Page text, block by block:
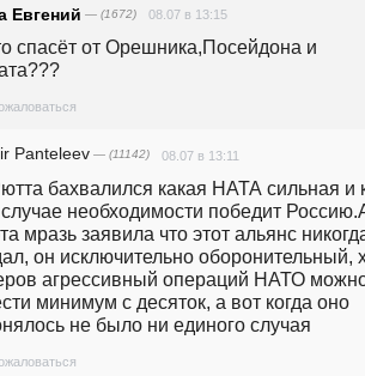
Евгений — (1672) 08.07 в 13:15
спасёт от Орешника,Посейдона и
Panteleev — (11142) 08.07 в 13:11
бахвалился какая НАТА сильная и
необходимости победит
мразь заявила что этот альянс
он исключительно оборонительный,
агрессивный операций НАТО
минимум с десяток, а вот когда оно
не было ни единого случая